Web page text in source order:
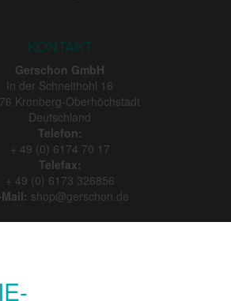
KONTAKT
Gerschon GmbH
In der Schneithohl 16
Kronberg-Oberhöchstadt
Deutschland
Telefon:
+ 49 (0) 6174 70 17
Telefax:
+ 49 (0) 6173 326856
shop@gerschon.de